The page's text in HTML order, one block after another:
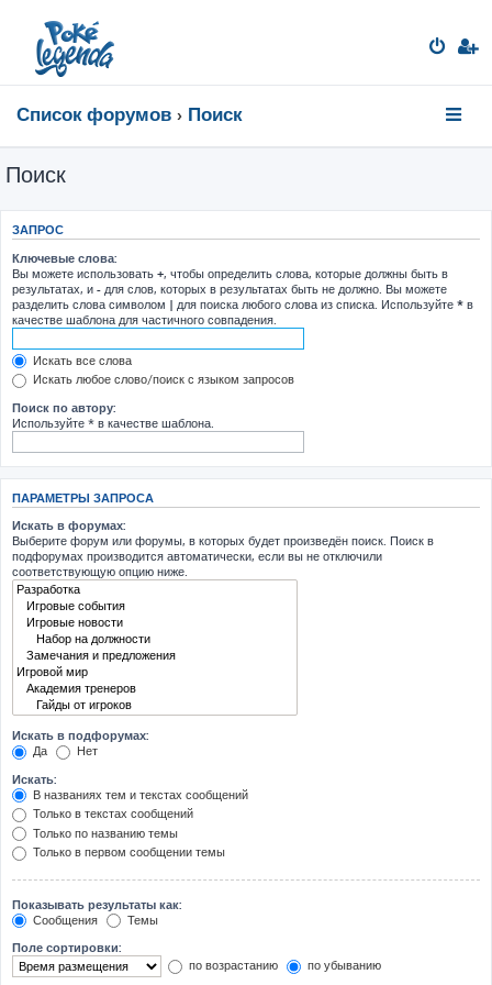
Список форумов Поиск
Поиск
ЗАПРОС
Ключевые слова:
Вы можете использовать +, чтобы определить слова, которые должны быть в
результатах, и - для слов, которых в результатах быть не должно. Вы можете
разделить слова символом | для поиска любого слова из списка. Используйте * в
качестве шаблона для частичного совпадения.
Искать все слова
Искать любое слово/поиск с языком запросов
Поиск по автору:
Используйте * в качестве шаблона.
ПАРАМЕТРЫ ЗАПРОСА
Искать в форумах:
Выберите форум или форумы, в которых будет произведён поиск. Поиск в
подфорумах производится автоматически, если вы не отключили
соответствующую опцию ниже.
Искать в подфорумах:
Да
Нет
Искать:
В названиях тем и текстах сообщений
Только в текстах сообщений
Только по названию темы
Только в первом сообщении темы
Показывать результаты как:
Сообщения
Темы
Поле сортировки:
по возрастанию
по убыванию